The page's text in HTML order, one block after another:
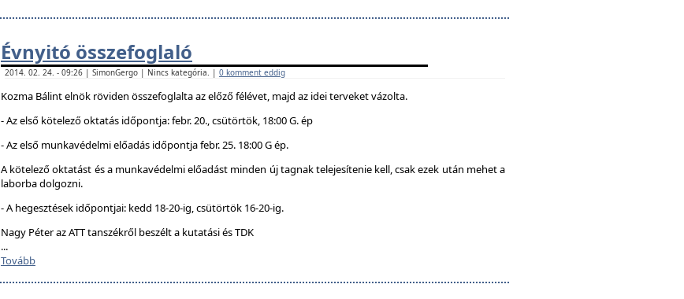
Évnyitó összefoglaló
2014. 02. 24. - 09:26 | SimonGergo | Nincs kategória. | 0 komment eddig
Kozma Bálint elnök röviden összefoglalta az előző félévet, majd az idei terveket vázolta.
- Az első kötelező oktatás időpontja: febr. 20., csütörtök, 18:00 G. ép
- Az első munkavédelmi előadás időpontja febr. 25. 18:00 G ép.
A kötelező oktatást és a munkavédelmi előadást minden új tagnak telejesítenie kell, csak ezek után mehet a
laborba dolgozni.
- A hegesztések időpontjai: kedd 18-20-ig, csütörtök 16-20-ig.
Nagy Péter az ATT tanszékről beszélt a kutatási és TDK
...
Tovább